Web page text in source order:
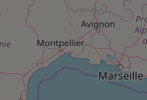
Complément
alimentaire
emprunteur
électroménager -
Mutuelle